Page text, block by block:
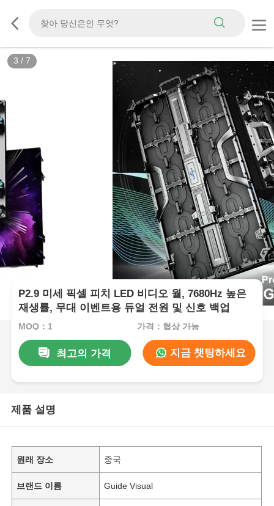
3 / 7
P2.9 미세 픽셀 피치 LED 비디오 월, 7680Hz 높은
재생률, 무대 이벤트용 듀얼 전원 및 신호 백업
MOQ：1 가격：협상 가능
최고의 가격 지금 챗팅하세요
제품 설명
원래 장소 중국
브랜드 이름 Guide Visual